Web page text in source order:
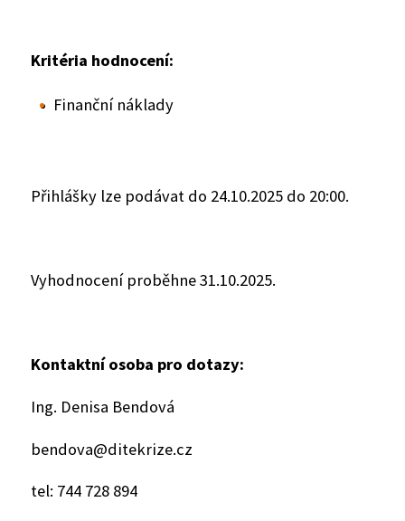
Kritéria hodnocení:
Finanční náklady
Přihlášky lze podávat do 24.10.2025 do 20:00.
Vyhodnocení proběhne 31.10.2025.
Kontaktní osoba pro dotazy:
Ing. Denisa Bendová
bendova@ditekrize.cz
tel: 744 728 894